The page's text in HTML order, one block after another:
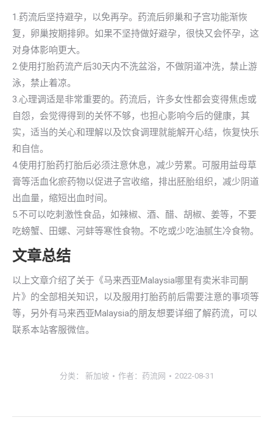
1.药流后坚持避孕，以免再孕。药流后卵巢和子宫功能渐恢
复，卵巢按期排卵。如果不坚持做好避孕，很快又会怀孕，这
对身体影响更大。
2.使用打胎药流产后30天内不洗盆浴，不做阴道冲洗，禁止游
泳，禁止着凉。
3.心理调适是非常重要的。药流后，许多女性都会变得焦虑或
自怨，会觉得得到的关怀不够，也担心影响今后的健康，其
实，适当的关心和理解以及饮食调理就能解开心结，恢复快乐
和自信。
4.使用打胎药打胎后必须注意休息，减少劳累。可服用益母草
膏等活血化瘀药物以促进子宫收缩，排出胚胎组织，减少阴道
出血量，缩短出血时间。
5.不可以吃刺激性食品，如辣椒、酒、醋、胡椒、姜等，不要
吃螃蟹、田螺、河蚌等寒性食物。不吃或少吃油腻生冷食物。
文章总结
以上文章介绍了关于《马来西亚Malaysia哪里有卖米非司酮
片》的全部相关知识，以及服用打胎药前后需要注意的事项等
等，另外有马来西亚Malaysia的朋友想要详细了解药流，可以
联系本站客服微信。
分类： 新加坡 作者： 药流网 2022-08-31